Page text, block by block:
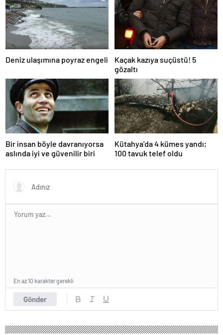
Deniz ulaşımına poyraz engeli
Kaçak kazıya suçüstü! 5
gözaltı
Bir insan böyle davranıyorsa
aslında iyi ve güvenilir biri
Kütahya’da 4 kümes yandı;
100 tavuk telef oldu
Gönder
En az 10 karakter gerekli